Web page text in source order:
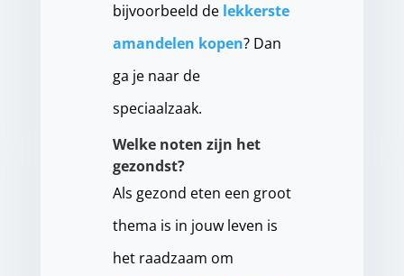
bijvoorbeeld de lekkerste
amandelen kopen? Dan
ga je naar de
speciaalzaak.
Welke noten zijn het
gezondst?
Als gezond eten een groot
thema is in jouw leven is
het raadzaam om